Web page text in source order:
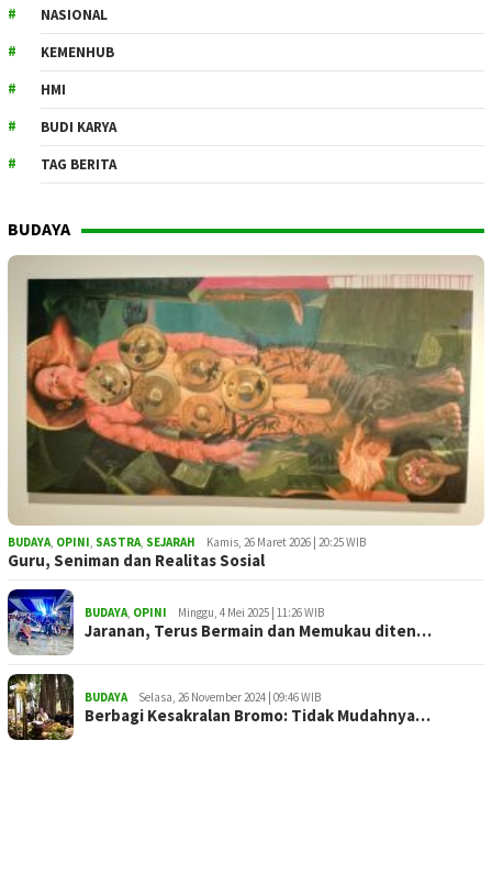
NASIONAL
KEMENHUB
HMI
BUDI KARYA
TAG BERITA
BUDAYA
BUDAYA, OPINI, SASTRA, SEJARAH Kamis, 26 Maret 2026 | 20:25 WIB
Guru, Seniman dan Realitas Sosial
BUDAYA, OPINI Minggu, 4 Mei 2025 | 11:26 WIB
Jaranan, Terus Bermain dan Memukau diten…
BUDAYA Selasa, 26 November 2024 | 09:46 WIB
Berbagi Kesakralan Bromo: Tidak Mudahnya…